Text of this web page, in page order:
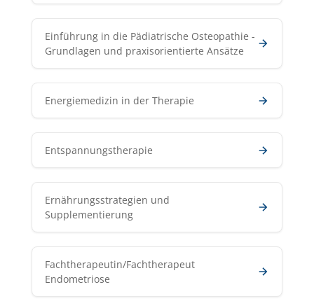
Einführung in die Pädiatrische Osteopathie -
Grundlagen und praxisorientierte Ansätze
Energiemedizin in der Therapie
Entspannungstherapie
Ernährungsstrategien und
Supplementierung
Fachtherapeutin/Fachtherapeut
Endometriose